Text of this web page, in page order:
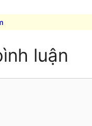
luận